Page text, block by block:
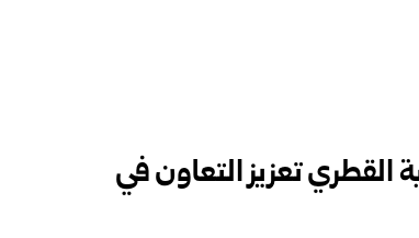
القطري تعزيز التعاون في